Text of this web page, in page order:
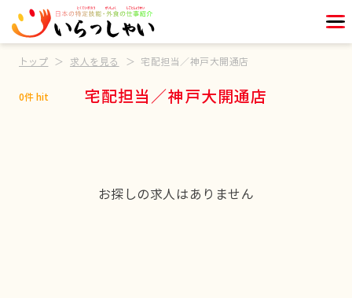
トップ 求人を見る 宅配担当／神戸大開通店
宅配担当／神戸大開通店
0件 hit
お探しの求人はありません